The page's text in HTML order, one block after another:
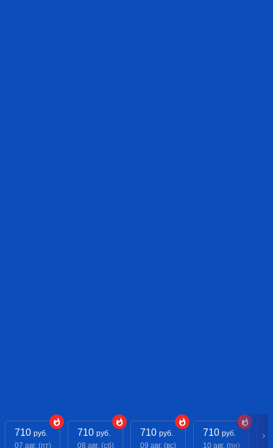
710 руб.
07 авг. (пт)
710 руб.
08 авг. (сб)
710 руб.
09 авг. (вс)
710 руб.
10 авг. (пн)